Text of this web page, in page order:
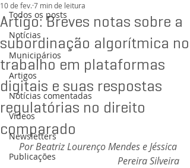
Todos os posts
Notícias
Municipários
Artigos
Notícias comentadas
Vídeos
Newsletters
Publicações
Artigo: Breves notas sobre a
subordinação algorítmica no
trabalho em plataformas
digitais e suas respostas
regulatórias no direito
comparado
10 de fev. 7 min de leitura
Por Beatriz Lourenço Mendes e Jéssica
Pereira Silveira